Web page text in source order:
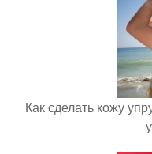
Как сделать кожу